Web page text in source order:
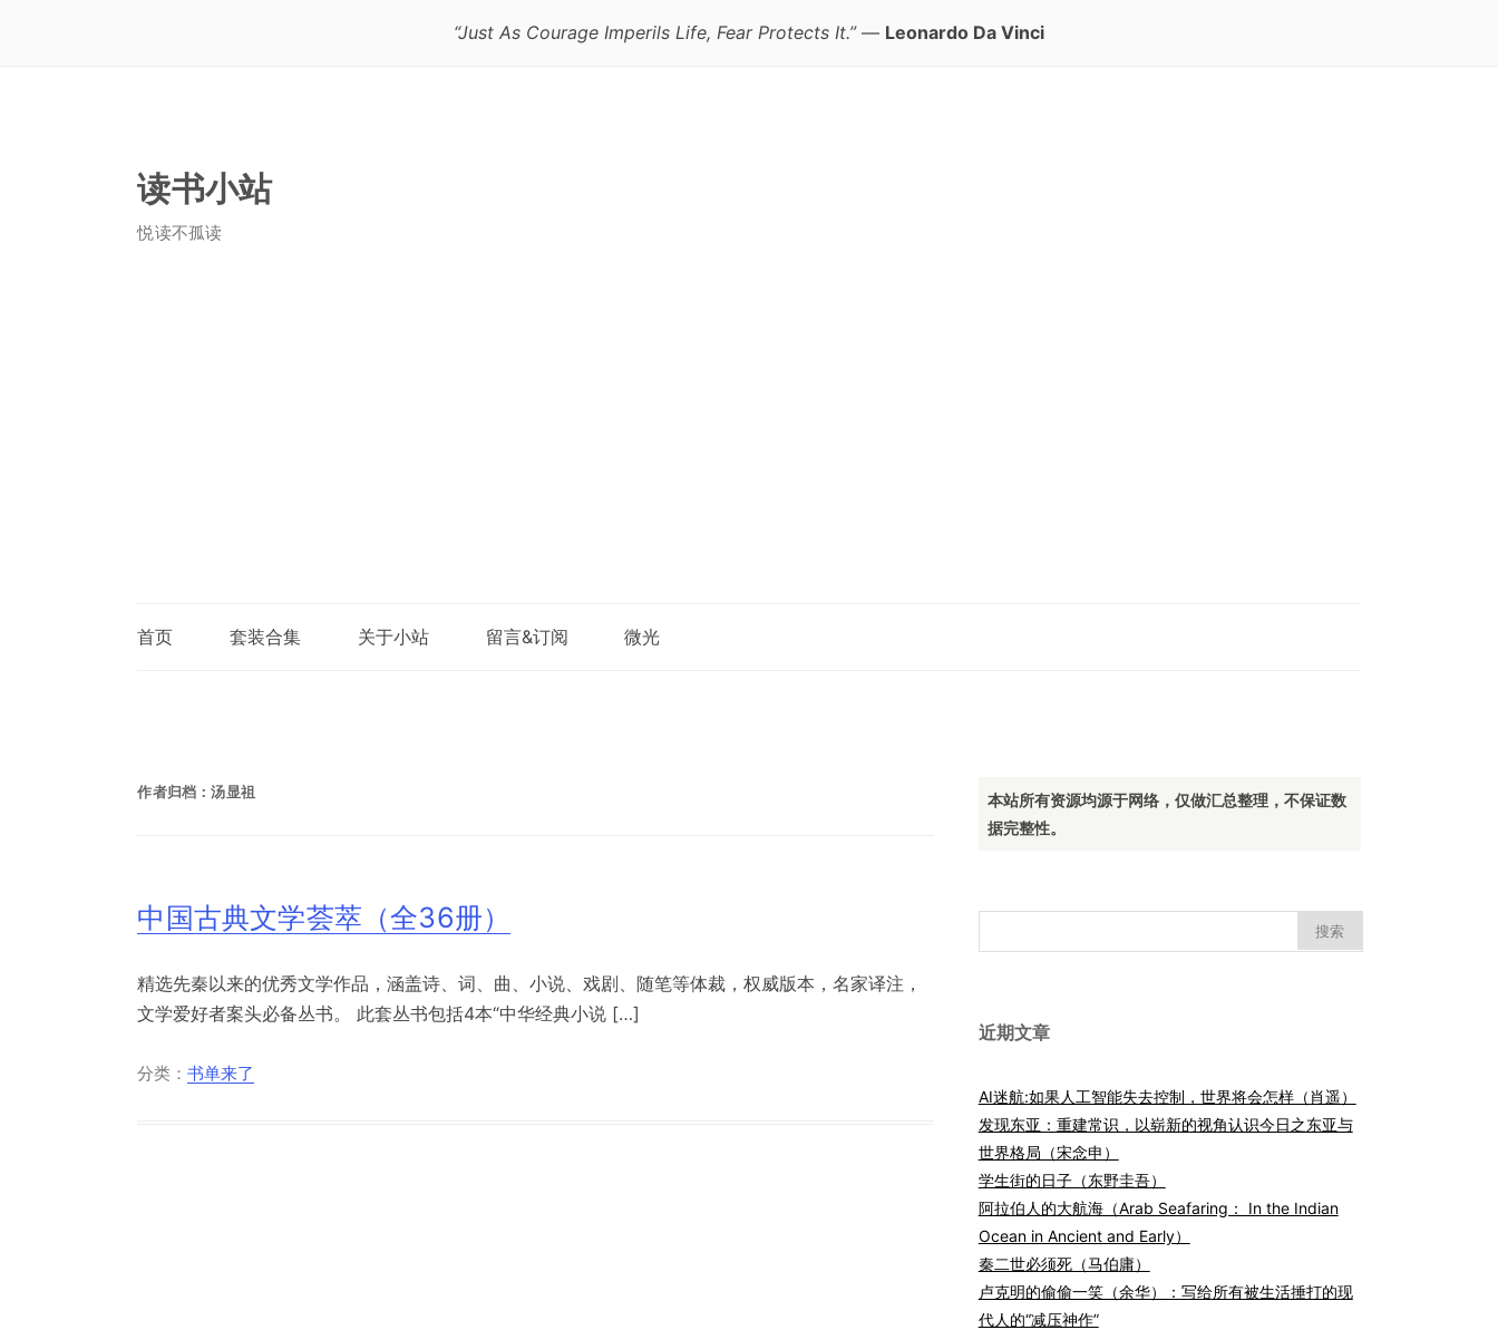
“Just As Courage Imperils Life, Fear Protects It.”— Leonardo Da Vinci
读书小站
悦读不孤读
首页 套装合集 关于小站 留言&订阅 微光
作者归档：汤显祖
中国古典文学荟萃（全36册）
精选先秦以来的优秀文学作品，涵盖诗、词、曲、小说、戏剧、随笔等体裁，权威版本，名家译注，
文学爱好者案头必备丛书。 此套丛书包括4本“中华经典小说 […]
分类：书单来了
本站所有资源均源于网络，仅做汇总整理，不保证数
据完整性。
索：
近期文章
AI迷航:如果人工智能失去控制，世界将会怎样（肖遥）
发现东亚：重建常识，以崭新的视角认识今日之东亚与
世界格局（宋念申）
学生街的日子（东野圭吾）
阿拉伯人的大航海（Arab Seafaring： In the Indian
Ocean in Ancient and Early）
秦二世必须死（马伯庸）
卢克明的偷偷一笑（余华）：写给所有被生活捶打的现
代人的“减压神作”